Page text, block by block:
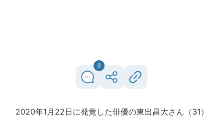
0
2020年1月22日に発覚した俳優の東出昌大さん（31）